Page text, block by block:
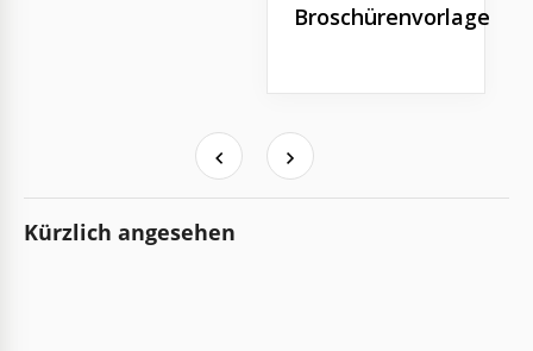
Broschürenvorlage
Kürzlich angesehen